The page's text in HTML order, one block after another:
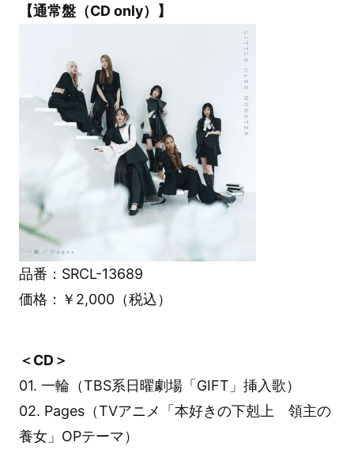
【通常盤（CD only）】
品番：SRCL-13689
価格：￥2,000（税込）
＜CD＞
01. 一輪（TBS系日曜劇場「GIFT」挿入歌）
02. Pages（TVアニメ「本好きの下剋上 領主の
養女」OPテーマ）